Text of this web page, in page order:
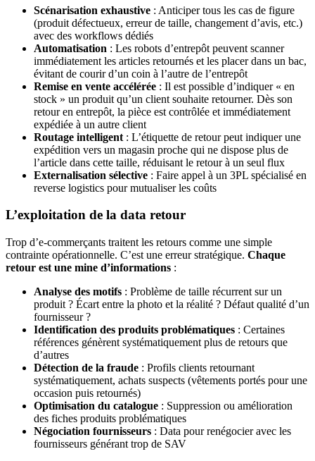
Scénarisation exhaustive : Anticiper tous les cas de figure
(produit défectueux, erreur de taille, changement d’avis, etc.)
avec des workflows dédiés
Automatisation : Les robots d’entrepôt peuvent scanner
immédiatement les articles retournés et les placer dans un bac,
évitant de courir d’un coin à l’autre de l’entrepôt
Remise en vente accélérée : Il est possible d’indiquer « en
stock » un produit qu’un client souhaite retourner. Dès son
retour en entrepôt, la pièce est contrôlée et immédiatement
expédiée à un autre client
Routage intelligent : L’étiquette de retour peut indiquer une
expédition vers un magasin proche qui ne dispose plus de
l’article dans cette taille, réduisant le retour à un seul flux
Externalisation sélective : Faire appel à un 3PL spécialisé en
reverse logistics pour mutualiser les coûts
L’exploitation de la data retour
Trop d’e-commerçants traitent les retours comme une simple
contrainte opérationnelle. C’est une erreur stratégique. Chaque
retour est une mine d’informations :
Analyse des motifs : Problème de taille récurrent sur un
produit ? Écart entre la photo et la réalité ? Défaut qualité d’un
fournisseur ?
Identification des produits problématiques : Certaines
références génèrent systématiquement plus de retours que
d’autres
Détection de la fraude : Profils clients retournant
systématiquement, achats suspects (vêtements portés pour une
occasion puis retournés)
Optimisation du catalogue : Suppression ou amélioration
des fiches produits problématiques
Négociation fournisseurs : Data pour renégocier avec les
fournisseurs générant trop de SAV